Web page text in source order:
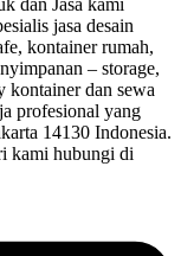
dan Jasa kami
jasa desain
kontainer rumah,
– storage,
kontainer dan sewa
profesional yang
14130 Indonesia.
kami hubungi di